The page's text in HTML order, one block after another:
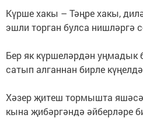
Күрше хакы – Тәңре хакы,
эшли торган булса нишләргә
Бер як күршеләрдән уңмадык
сатып алганнан бирле
Хәзер җитеш тормышта
кына җибәргәндә әйберләре